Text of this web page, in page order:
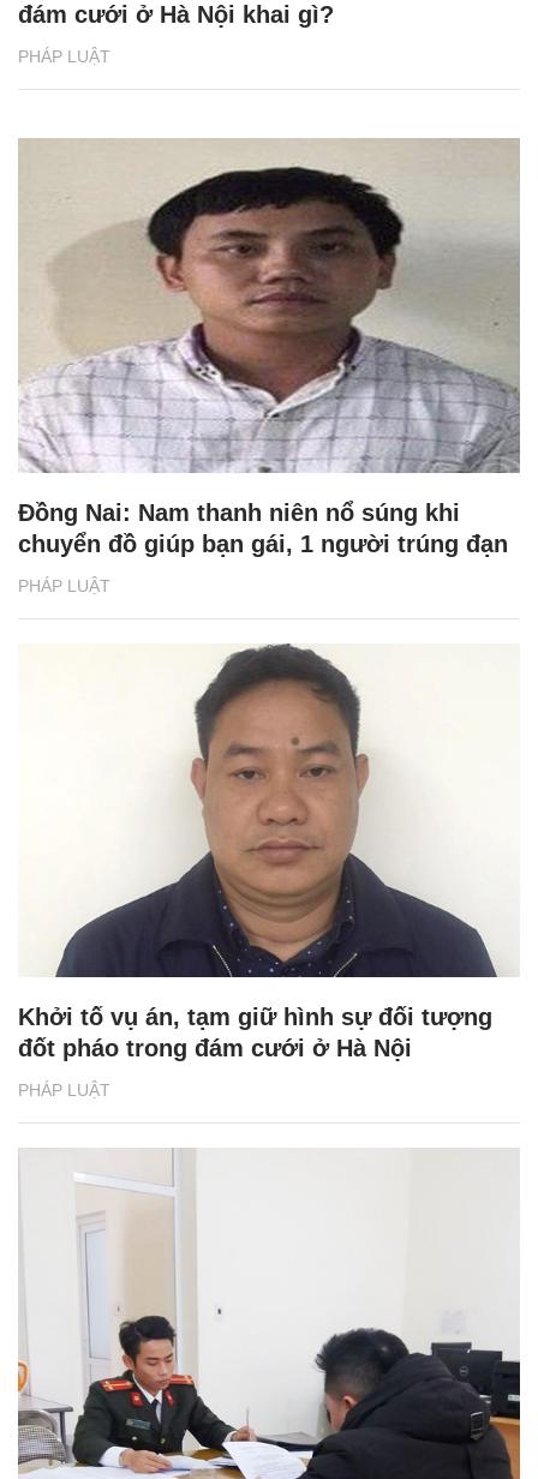
PHÁP LUẬT
đám cưới ở Hà Nội khai gì?
PHÁP LUẬT
Đồng Nai: Nam thanh niên nổ súng khi
chuyển đồ giúp bạn gái, 1 người trúng đạn
PHÁP LUẬT
Khởi tố vụ án, tạm giữ hình sự đối tượng
đốt pháo trong đám cưới ở Hà Nội